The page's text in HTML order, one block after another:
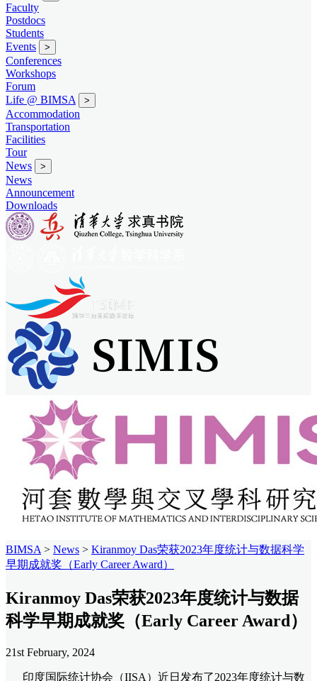
Faculty
Postdocs
Students
Events
>
Conferences
Workshops
Forum
Life @ BIMSA
>
Accommodation
Transportation
Facilities
Tour
News
>
News
Announcement
Downloads
BIMSA > News > Kiranmoy Das荣获2023年度统计与数据科学
早期成就奖（Early Career Award）
Kiranmoy Das荣获2023年度统计与数据
科学早期成就奖（Early Career Award）
21st February, 2024
印度国际统计协会（IISA）近日发布了2023年度统计与数